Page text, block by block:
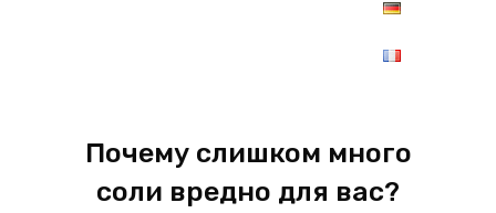
Почему слишком много
соли вредно для вас?